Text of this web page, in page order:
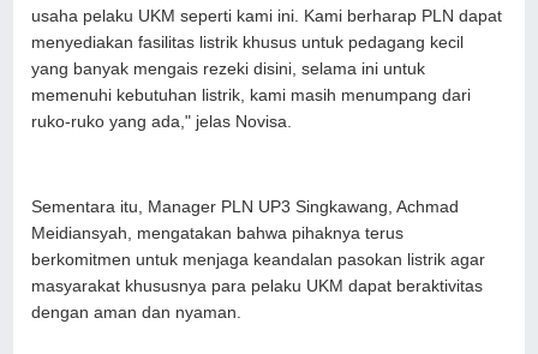
usaha pelaku UKM seperti kami ini. Kami berharap PLN dapat
menyediakan fasilitas listrik khusus untuk pedagang kecil
yang banyak mengais rezeki disini, selama ini untuk
memenuhi kebutuhan listrik, kami masih menumpang dari
ruko-ruko yang ada," jelas Novisa.
Sementara itu, Manager PLN UP3 Singkawang, Achmad
Meidiansyah, mengatakan bahwa pihaknya terus
berkomitmen untuk menjaga keandalan pasokan listrik agar
masyarakat khususnya para pelaku UKM dapat beraktivitas
dengan aman dan nyaman.